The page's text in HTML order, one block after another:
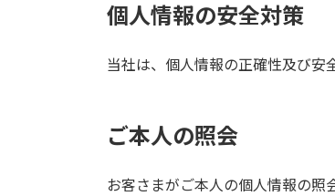
個人情報の安全対策
当社は、個人情報の正確性及び安
ご本人の照会
お客さまがご本人の個人情報の照